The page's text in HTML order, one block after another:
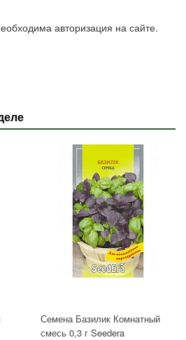
авторизация на сайте.
Семена Базилик Комнатный
смесь 0,3 г Seedera